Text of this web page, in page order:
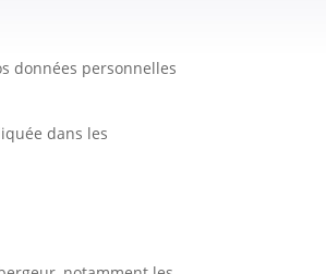
stockées. Vous
données personnelles
dans les